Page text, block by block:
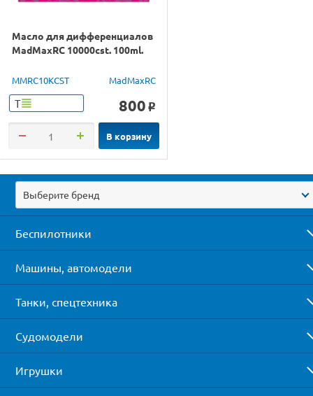
Масло для дифференциалов
MadMaxRC 10000cst. 100ml.
MMRC10KCST MadMaxRC
Т 800 o
В корзину
Выберите бренд
Беспилотники
Машины, автомодели
Танки, спецтехника
Судомодели
Игрушки